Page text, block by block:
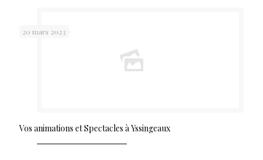
20 mars 2023
Vos animations et Spectacles à Yssingeaux